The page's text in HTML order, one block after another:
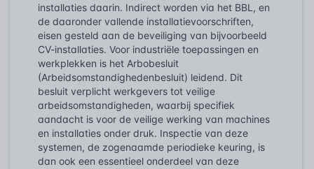
installaties daarin. Indirect worden via het BBL, en
de daaronder vallende installatievoorschriften,
eisen gesteld aan de beveiliging van bijvoorbeeld
CV-installaties. Voor industriële toepassingen en
werkplekken is het Arbobesluit
(Arbeidsomstandighedenbesluit) leidend. Dit
besluit verplicht werkgevers tot veilige
arbeidsomstandigheden, waarbij specifiek
aandacht is voor de veilige werking van machines
en installaties onder druk. Inspectie van deze
systemen, de zogenaamde periodieke keuring, is
dan ook een essentieel onderdeel van deze